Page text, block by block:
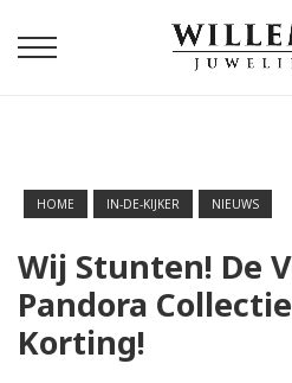
HOME IN-DE-KIJKER NIEUWS
Wij Stunten! De
Pandora
Korting!